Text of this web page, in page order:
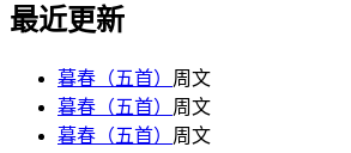
最近更新
暮春（五首） 周文
暮春（五首） 周文
暮春（五首） 周文